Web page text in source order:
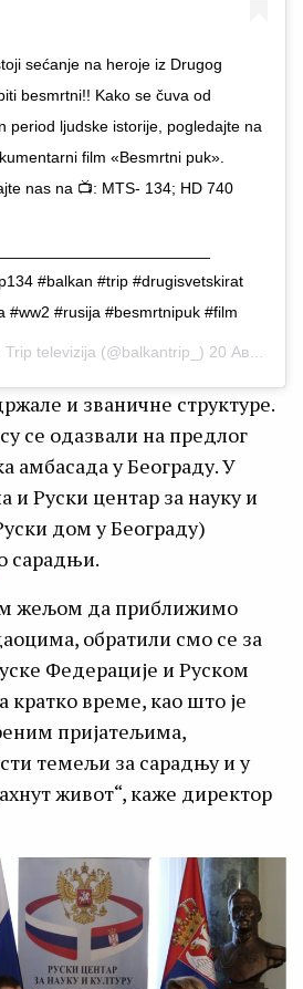
sećanje na heroje iz Drugog
besmrtni!! Kako se čuva od
period ljudske istorije, pogledajte na
film «Besmrtni puk».
nas na 📺: MTS- 134; HD 740
#balkan #trip #drugisvetskirat
#ww2 #rusija #besmrtnipuk #film
Trip televizija (@balkantrip_) 20 Авг 2020 в 11:50 PDT
и званичне структуре.
се одазвали на предлог
амбасада у Београду. У
и Руски центар за науку и
дом у Београду)
сарадњи.
жељом да приближимо
обратили смо се за
Федерације и Руском
кратко време, као што је
пријатељима,
темељи за сарадњу и у
живот“, каже директор